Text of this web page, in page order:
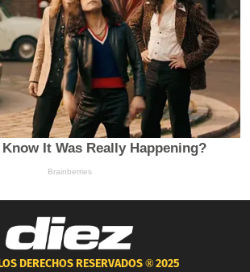
DERECHOS RESERVADOS ®2025